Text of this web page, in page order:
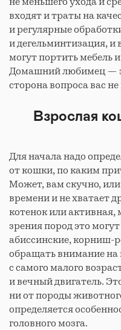
входят и траты на
и регулярные
и дегельминтизация,
могут портить мебель
Домашний любимец —
сторона вопроса вас
Взрослая
Для начала надо
от кошки, по каким
Может, вам скучно, или
времени и не хватает
котенок или
зрения пород это
абиссинские, корниш-
обращать внимание
с самого малого
и вечный двигатель.
ни от породы
определяется
головного мозга.